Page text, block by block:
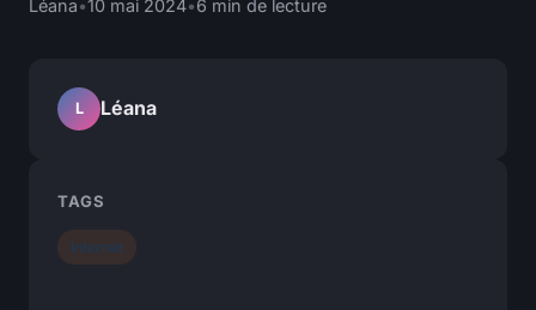
Léana•10 mai 2024•6 min de lecture
L Léana
TAGS
Internet